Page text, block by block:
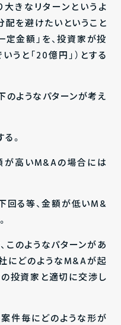
きなリターンというよ
を避けたいということ
定金額」を、投資家が投
うと「20億円」）とする
のようなパターンが考え
。
高いM&Aの場合には
る等、金額が低いM&
このようなパターンがあ
にどのようなM&Aが起
投資家と適切に交渉し
件毎にどのような形が